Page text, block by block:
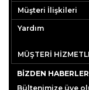
Müşteri İlişkileri
Yardım
MÜŞTERİ
BIZDEN HABERLER
Bültenimize üye